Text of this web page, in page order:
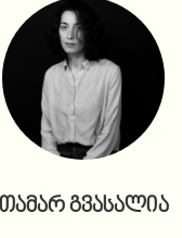
თამარ გვასალია